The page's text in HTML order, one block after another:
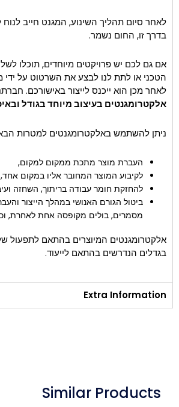
לאחר סיום תהליך השינוע, המגנט חייב
בדרך זו, החום נשמר.
אם גם לכם יש פרויקטים מיוחדים, תוכלו
הטכני או לתת לנו לבצע את השרטוט על ידי
לאחר מכן הוא ייכנס לייצור באישורכם.
אלקטרומגנטים בעיצוב מיוחד בגודל
ניתן להשתמש באלקטרומגנטים למטרות
העברת מוצר מתכת ממקום למקום,
לקיבוע המוצר המחובר אליו במקום אחד,
להחזקת חומר עבודה בריתוך, השחזה
ביטול הגורם האנושי במהלך הייצור
מסמרים, בולים מקופסה אחת לאחרת,
בגדלים הנדרשים בהתאם לייעוד.
Extra Information
Similar Products